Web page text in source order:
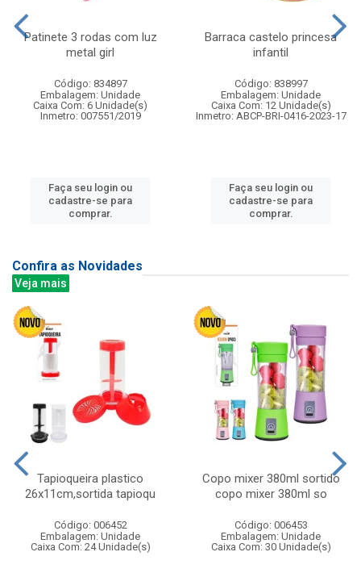
Patinete 3 rodas com luz
metal girl
Código: 834897
Embalagem: Unidade
Caixa Com: 6 Unidade(s)
Inmetro: 007551/2019
Faça seu login ou
cadastre-se para
comprar.
Barraca castelo princesa
infantil
Código: 838997
Embalagem: Unidade
Caixa Com: 12 Unidade(s)
Inmetro: ABCP-BRI-0416-2023-17
Faça seu login ou
cadastre-se para
comprar.
Confira as Novidades
Veja mais
Tapioqueira plastico
26x11cm,sortida tapioqu
Código: 006452
Embalagem: Unidade
Caixa Com: 24 Unidade(s)
Copo mixer 380ml sortido
copo mixer 380ml so
Código: 006453
Embalagem: Unidade
Caixa Com: 30 Unidade(s)